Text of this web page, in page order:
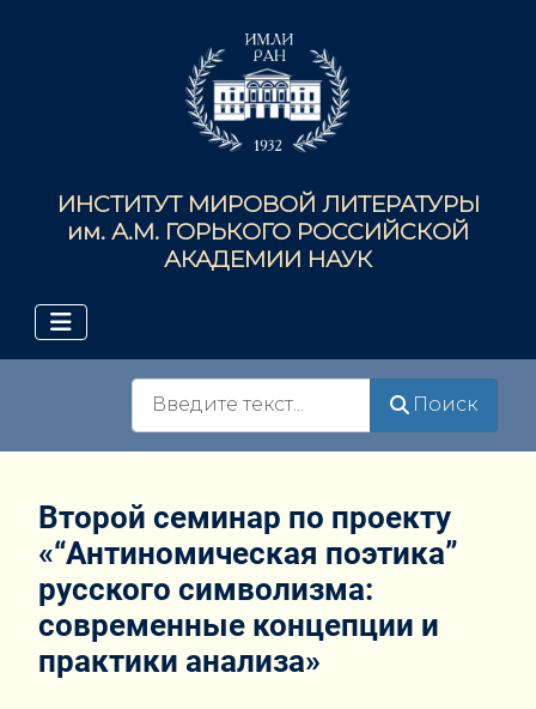
ИНСТИТУТ МИРОВОЙ ЛИТЕРАТУРЫ
им. А.М. ГОРЬКОГО РОССИЙСКОЙ
АКАДЕМИИ НАУК
Поиск
Второй семинар по проекту
«“Антиномическая поэтика”
русского символизма:
современные концепции и
практики анализа»